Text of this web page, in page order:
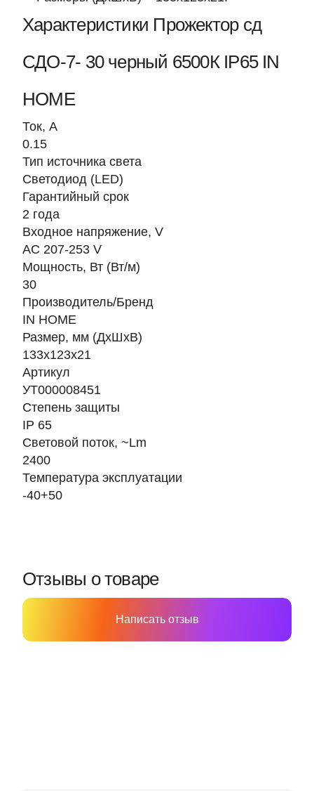
Характеристики Прожектор сд
СДО-7- 30 черный 6500К IP65 IN
HOME
Ток, A
0.15
Тип источника света
Светодиод (LED)
Гарантийный срок
2 года
Входное напряжение, V
AC 207-253 V
Мощность, Вт (Вт/м)
30
Производитель/Бренд
IN HOME
Размер, мм (ДхШхВ)
133х123х21
Артикул
УТ000008451
Степень защиты
IP 65
Световой поток, ~Lm
2400
Температура эксплуатации
-40+50
Отзывы о товаре
Написать отзыв